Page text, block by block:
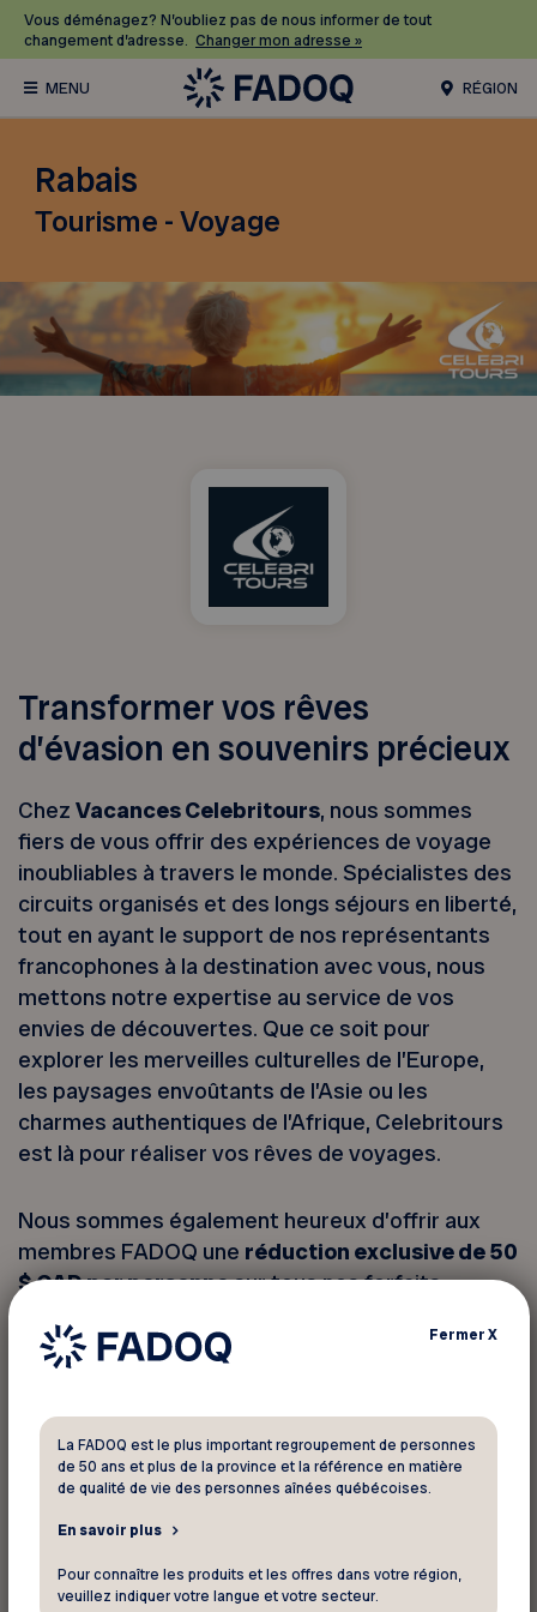
Vous déménagez? N’oubliez pas de nous informer de tout
changement d’adresse. Changer mon adresse »
RÉGION
Rabais
Tourisme - Voyage
Transformer vos rêves
d’évasion en souvenirs précieux
ChezVacances Celebritours, nous sommes
fiers de vous offrir des expériences de voyage
inoubliables à travers le monde. Spécialistes des
circuits organisés et des longs séjours en liberté,
tout en ayant le support de nos représentants
francophones à la destination avec vous, nous
mettons notre expertise au service de vos
envies de découvertes. Que ce soit pour
explorer les merveilles culturelles de l’Europe,
les paysages envoûtants de l’Asie ou les
charmes authentiques de l’Afrique, Celebritours
est là pour réaliser vos rêves de voyages.
Nous sommes également heureux d’offrir aux
membres FADOQ une réduction exclusive de 50
$ CAD par personnesur tous nos forfaits.
simplement votre carte FADOQ valide lors de
votre réservation avec l’un de nos conseillers par
Conditions de l’offre :
Valide pour les réservations effectuées
février 2027
FermerX
La FADOQ est le plus important regroupement de personnes
de 50 ans et plus de la province et la référence en matière
de qualité de vie des personnes aînées québécoises.
En savoir plus
Pour connaître les produits et les offres dans votre région,
veuillez indiquer votre langue et votre secteur.